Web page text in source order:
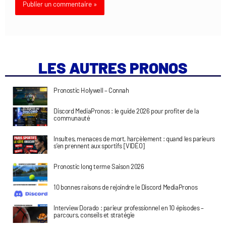
LES AUTRES PRONOS
Pronostic Holywell – Connah
Discord MediaPronos : le guide 2026 pour profiter de la
communauté
Insultes, menaces de mort, harcèlement : quand les parieurs
s’en prennent aux sportifs [VIDÉO]
Pronostic long terme Saison 2026
10 bonnes raisons de rejoindre le Discord MediaPronos
Interview Dorado : parieur professionnel en 10 épisodes –
parcours, conseils et stratégie